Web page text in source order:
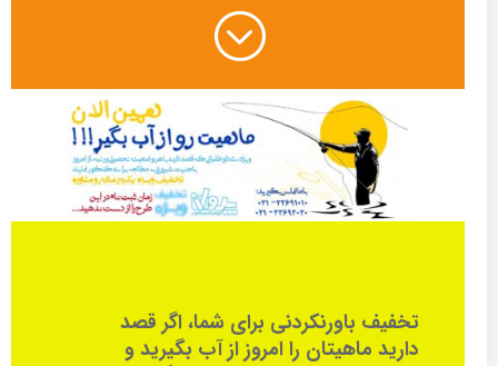
;
تخفیف باورنکردنی برای شما، اگر قصد
دارید ماهیتان را امروز از آب بگیرید و